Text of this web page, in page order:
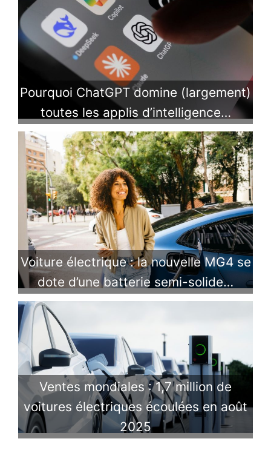
Pourquoi ChatGPT domine (largement)
toutes les applis d’intelligence…
Voiture électrique : la nouvelle MG4 se
dote d’une batterie semi-solide…
Ventes mondiales : 1,7 million de
voitures électriques écoulées en août
2025